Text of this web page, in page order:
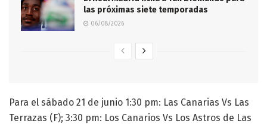
las próximas siete temporadas
06/08/2026
Para el sábado 21 de junio 1:30 pm: Las Canarias Vs Las
Terrazas (F); 3:30 pm: Los Canarios Vs Los Astros de Las